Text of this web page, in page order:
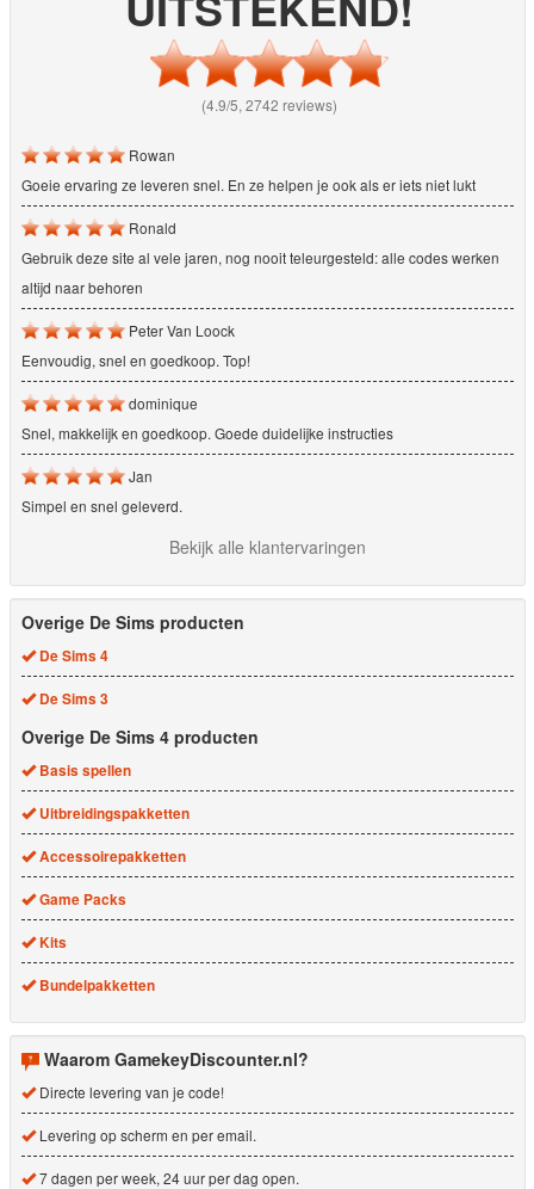
(4.9/5, 2742 reviews)
Rowan
Goeie ervaring ze leveren snel. En ze helpen je ook als er iets niet lukt
Ronald
Gebruik deze site al vele jaren, nog nooit teleurgesteld: alle codes werken
altijd naar behoren
Peter Van Loock
Eenvoudig, snel en goedkoop. Top!
dominique
Snel, makkelijk en goedkoop. Goede duidelijke instructies
Jan
Simpel en snel geleverd.
Bekijk alle klantervaringen
Overige De Sims producten
De Sims 4
De Sims 3
Overige De Sims 4 producten
Basis spellen
Uitbreidingspakketten
Accessoirepakketten
Game Packs
Kits
Bundelpakketten
Waarom GamekeyDiscounter.nl?
Directe levering van je code!
Levering op scherm en per email.
7 dagen per week, 24 uur per dag open.